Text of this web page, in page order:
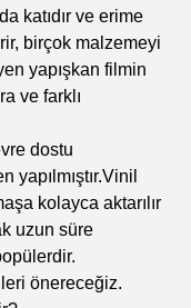
katıdır ve erime
birçok malzemeyi
yapışkan filmin
ve farklı
dostu
kolayca aktarılır
uzun süre
önereceğiz.